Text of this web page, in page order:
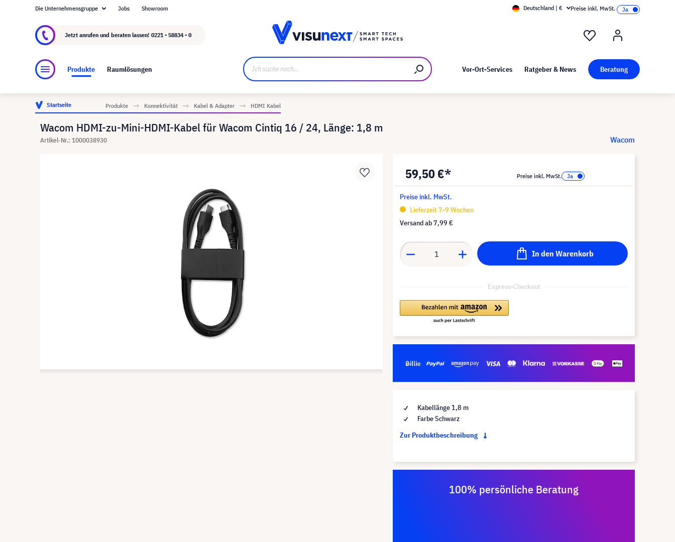
Über visunext.de Kunst bei visunext
Die Unternehmensgruppe Jobs Showroom Deutschland | € Preise inkl. MwSt.
Jetzt anrufen und beraten lassen! 0221 - 58834 - 0
Produkte Raumlösungen Vor-Ort-Services Ratgeber & News Beratung
Startseite Produkte Konnektivität Kabel & Adapter HDMI Kabel
Wacom HDMI-zu-Mini-HDMI-Kabel für Wacom Cintiq 16 / 24, Länge: 1,8 m
Artikel-Nr.: 1000038930 Wacom
59,50 €* Preise inkl. MwSt.
Preise inkl. MwSt.
Lieferzeit 7-9 Wochen
Versand ab7,99 €
In den Warenkorb
Express-Checkout
Kabellänge 1,8 m
Farbe Schwarz
Zur Produktbeschreibung
100% persönliche Beratung